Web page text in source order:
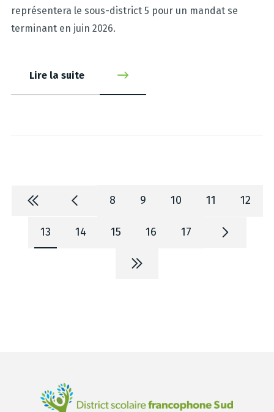
représentera le sous-district 5 pour un mandat se
terminant en juin 2026.
Lire la suite
8 9 10 11 12
13 14 15 16 17